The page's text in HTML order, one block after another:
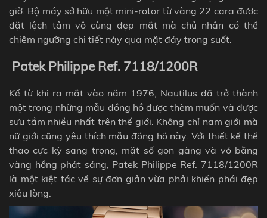
giờ. Bộ máy sở hữu một mini-rotor từ vàng 22 cara đươc
đặt lệch tâm vô cùng đẹp mắt mà chủ nhân có thể
chiêm ngưỡng chi tiết này qua mặt đáy trong suốt.
Patek Philippe Ref. 7118/1200R
Kể từ khi ra mắt vào năm 1976, Nautilus đã trở thành
một trong những mẫu đồng hồ được thèm muốn và được
sưu tầm nhiều nhất trên thế giới. Không chỉ nam giới mà
nữ giới cũng yêu thích mẫu đồng hồ này. Với thiết kế thể
thao cực kỳ sang trọng, mặt số gọn gàng và vỏ bằng
vàng hồng phát sáng, Patek Philippe Ref. 7118/1200R
là một kiệt tác về sự đơn giản vừa phải khiến phái đẹp
xiêu lòng.